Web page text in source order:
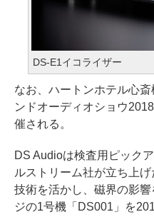
DS-E1イコライザー
なお、ハートンホテル心
ンドオーディオショウ
催される。
DS Audioは検査用ピック
ルストリーム社が立ち上
技術を活かし、磁界の影
ジの1号機「DS001」を